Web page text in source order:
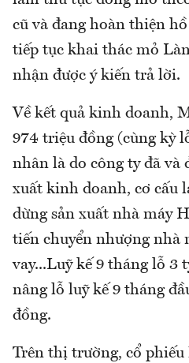
cũ và đang hoàn thiện
tiếp tục khai thác mỏ
nhận được ý kiến trả lời.
Về kết quả kinh doanh,
974 triệu đồng (cùng kỳ
nhân là do công ty đã và
xuất kinh doanh, cơ cấu
dừng sản xuất nhà máy
tiến chuyển nhượng nhà
vay...Luỹ kế 9 tháng lỗ 3
nâng lỗ luỹ kế 9 tháng
đồng.
Trên thị trường, cổ